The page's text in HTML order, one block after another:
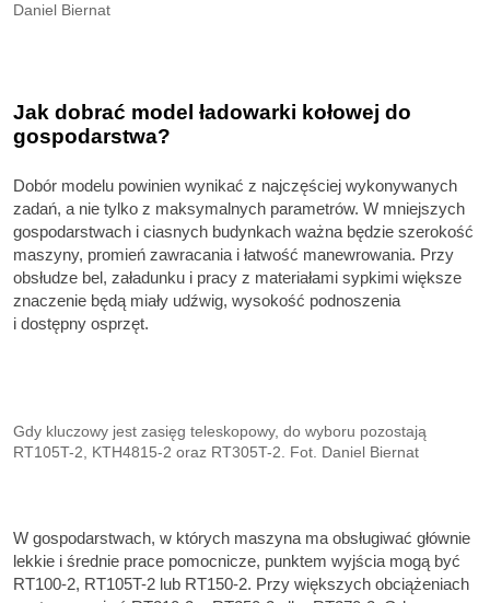
Daniel Biernat
Jak dobrać model ładowarki kołowej do
gospodarstwa?
Dobór modelu powinien wynikać z najczęściej wykonywanych
zadań, a nie tylko z maksymalnych parametrów. W mniejszych
gospodarstwach i ciasnych budynkach ważna będzie szerokość
maszyny, promień zawracania i łatwość manewrowania. Przy
obsłudze bel, załadunku i pracy z materiałami sypkimi większe
znaczenie będą miały udźwig, wysokość podnoszenia
i dostępny osprzęt.
Gdy kluczowy jest zasięg teleskopowy, do wyboru pozostają
RT105T-2, KTH4815-2 oraz RT305T-2. Fot. Daniel Biernat
W gospodarstwach, w których maszyna ma obsługiwać głównie
lekkie i średnie prace pomocnicze, punktem wyjścia mogą być
RT100-2, RT105T-2 lub RT150-2. Przy większych obciążeniach